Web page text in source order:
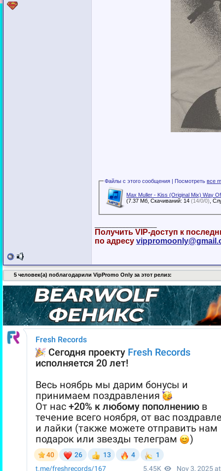
Файлы с этого сообщения | Посмотретьвсе
Max Muller - Kiss (Original Mix) Way
(7.37 Мб, Скачиваний: 14(14/0/0)
Получить VIP-доступ к
по адресу
5 человек(а) поблагодарили VipPromo Only за этот релиз: